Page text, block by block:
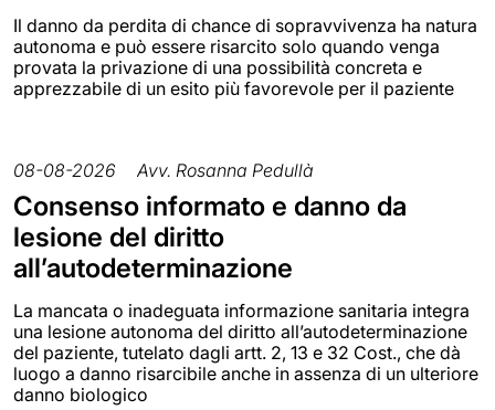
Il danno da perdita di chance di sopravvivenza ha natura
autonoma e può essere risarcito solo quando venga
provata la privazione di una possibilità concreta e
apprezzabile di un esito più favorevole per il paziente
08-08-2026 Avv. Rosanna Pedullà
Consenso informato e danno da
lesione del diritto
all’autodeterminazione
La mancata o inadeguata informazione sanitaria integra
una lesione autonoma del diritto all’autodeterminazione
del paziente, tutelato dagli artt. 2, 13 e 32 Cost., che dà
luogo a danno risarcibile anche in assenza di un ulteriore
danno biologico